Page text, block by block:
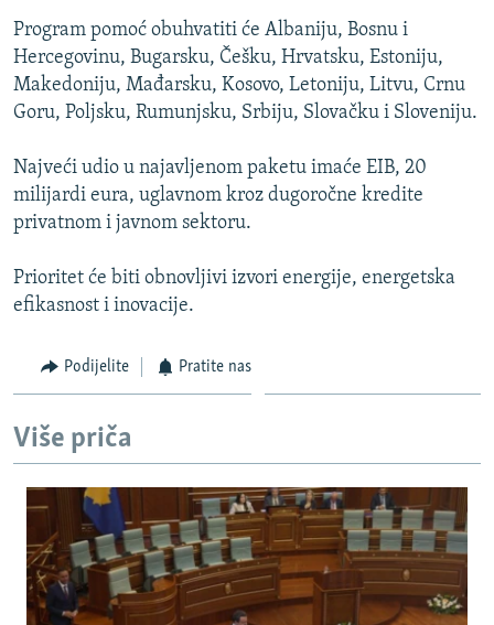
VIŠE OD NASLOVA
GENOCID U SREBRENICI
POPLAVE I KLIZIŠTA U BIH 2024.
POST SCRIPTUM
MOJA EVROPA
SVE KARTE DEJTONA
PRATITE NAS
Program pomoć obuhvatiti će Albaniju, Bosnu i
Hercegovinu, Bugarsku, Češku, Hrvatsku, Estoniju,
Makedoniju, Mađarsku, Kosovo, Letoniju, Litvu, Crnu
Goru, Poljsku, Rumunjsku, Srbiju, Slovačku i Sloveniju.
Najveći udio u najavljenom paketu imaće EIB, 20
milijardi eura, uglavnom kroz dugoročne kredite
privatnom i javnom sektoru.
Prioritet će biti obnovljivi izvori energije, energetska
efikasnost i inovacije.
Podijelite Pratite nas
Više priča